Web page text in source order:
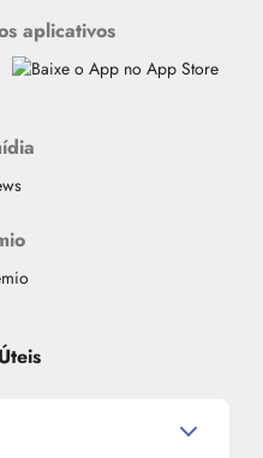
aplicativos